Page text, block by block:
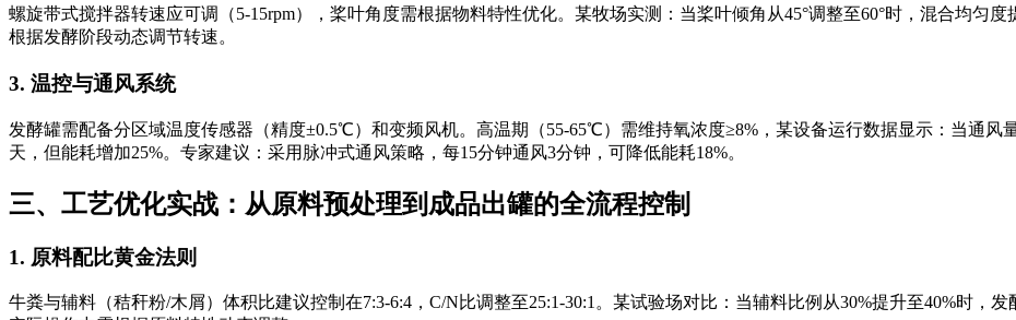
螺旋带式搅拌器转速应可调（5-15rpm），桨叶角度需根据物料特性优化。某牧场实测：当桨叶倾角从45°调整至60°时，混合均匀
根据发酵阶段动态调节转速。
3. 温控与通风系统
发酵罐需配备分区域温度传感器（精度±0.5℃）和变频风机。高温期（55-65℃）需维持氧浓度≥8%，某设备运行数据显示：当通风量从
天，但能耗增加25%。专家建议：采用脉冲式通风策略，每15分钟通风3分钟，可降低能耗18%。
三、工艺优化实战：从原料预处理到成品出罐的全流程控制
1. 原料配比黄金法则
牛粪与辅料（秸秆粉/木屑）体积比建议控制在7:3-6:4，C/N比调整至25:1-30:1。某试验场对比：当辅料比例从30%提升至40%时，